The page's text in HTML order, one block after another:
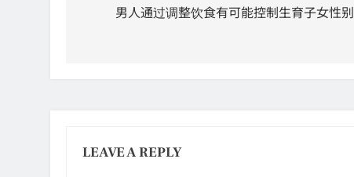
navigation
男人通过调整饮食有可能控制生育子女性别
LEAVE A REPLY